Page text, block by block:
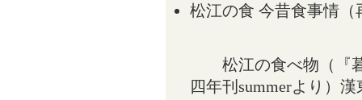
松江の食 今昔食事情（
松江の食べ物（『
四年刊summerより）